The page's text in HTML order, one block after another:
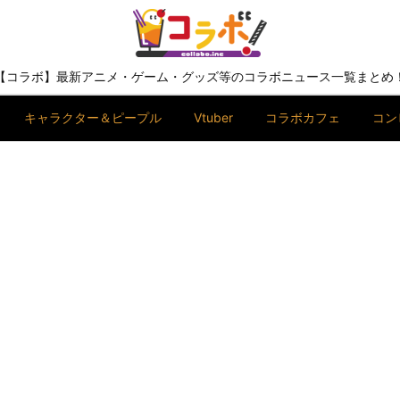
【コラボ】最新アニメ・ゲーム・グッズ等のコラボニュース一覧まとめ！
キャラクター＆ピープル Vtuber コラボカフェ コ